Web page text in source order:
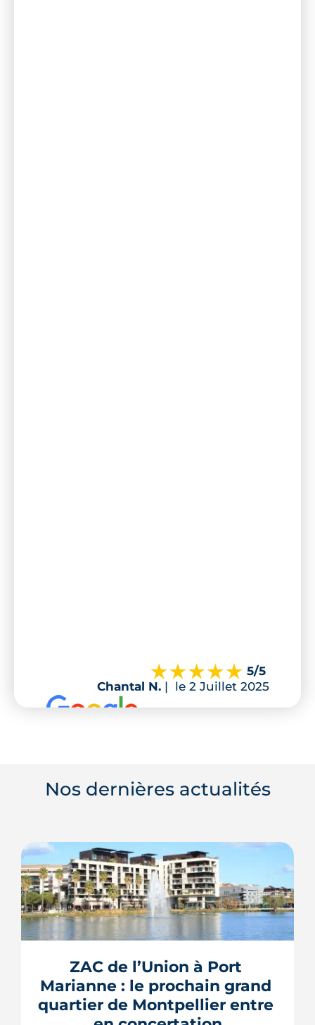
5/5
Chantal N. | le 2 Juillet 2025
Nos dernières actualités
ZAC de l’Union à Port
Marianne : le prochain grand
quartier de Montpellier entre